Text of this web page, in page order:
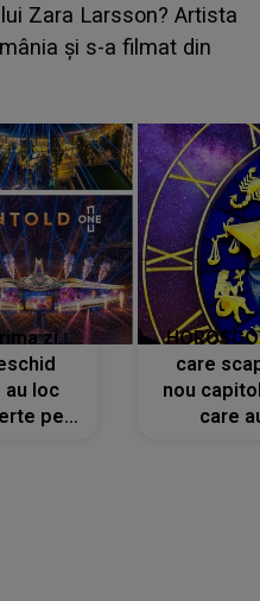
CINE ESTE
Aflându-se în fața
IMEDIAT: "Am
zi.
loc
pe
care
nou
care